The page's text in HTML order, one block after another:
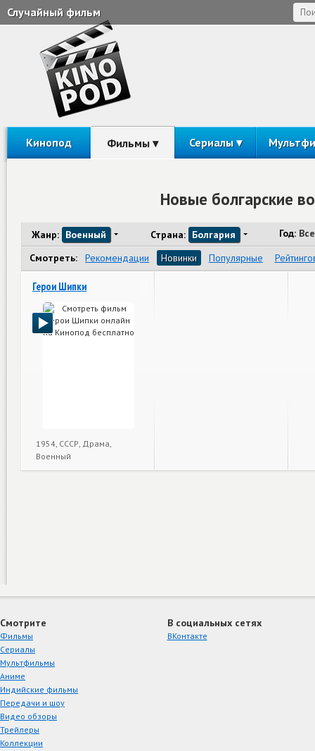
Случайный фильм
Кинопод Фильмы Сериалы
Новые болгарские
Жанр: Военный Страна: Болгария Год:
Смотреть:
Рекомендации Новинки Популярные
Герои Шипки
1954, СССР, Драма,
Военный
Смотрите
Фильмы
Сериалы
Мультфильмы
Аниме
Индийские фильмы
Передачи и шоу
Видео обзоры
Трейлеры
Коллекции
В социальных сетях
ВКонтакте